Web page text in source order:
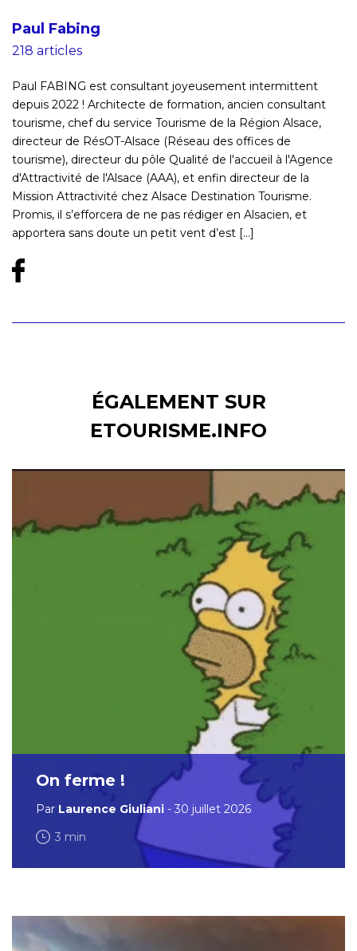
Paul Fabing
218 articles
Paul FABING est consultant joyeusement intermittent
depuis 2022 ! Architecte de formation, ancien consultant
tourisme, chef du service Tourisme de la Région Alsace,
directeur de RésOT-Alsace (Réseau des offices de
tourisme), directeur du pôle Qualité de l'accueil à l'Agence
d'Attractivité de l'Alsace (AAA), et enfin directeur de la
Mission Attractivité chez Alsace Destination Tourisme.
Promis, il s’efforcera de ne pas rédiger en Alsacien, et
apportera sans doute un petit vent d’est [...]
ÉGALEMENT SUR
ETOURISME.INFO
On ferme !
Par Laurence Giuliani - 30 juillet 2026
3 min